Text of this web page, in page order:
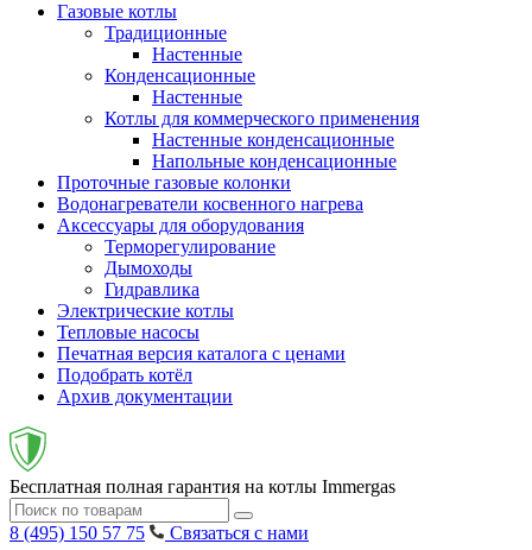
Газовые котлы
Традиционные
Настенные
Конденсационные
Настенные
Котлы для коммерческого применения
Настенные конденсационные
Напольные конденсационные
Проточные газовые колонки
Водонагреватели косвенного нагрева
Аксессуары для оборудования
Терморегулирование
Дымоходы
Гидравлика
Электрические котлы
Тепловые насосы
Печатная версия каталога с ценами
Подобрать котёл
Архив документации
Бесплатная полная гарантия на котлы Immergas
8 (495) 150 57 75
Связаться с нами